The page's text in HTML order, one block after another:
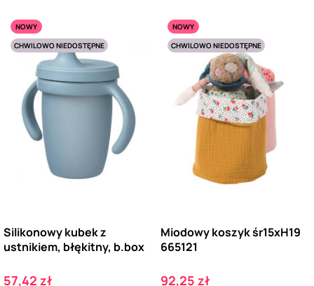
NOWY
CHWILOWO NIEDOSTĘPNE
Silikonowy kubek z
ustnikiem, błękitny, b.box
Cena
57,42 zł
NOWY
CHWILOWO NIEDOSTĘPNE
Miodowy koszyk śr15xH19
665121
Cena
92,25 zł